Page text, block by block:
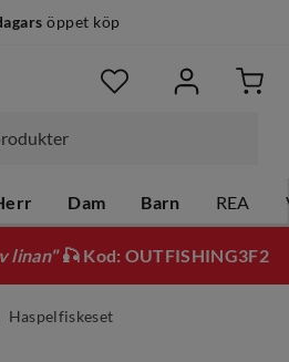
Dam Barn REA
linan"🎣 Kod: OUTFISHING3F2
Haspelfiskeset